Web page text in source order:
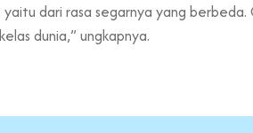
dari rasa segarnya yang
dunia,” ungkapnya.